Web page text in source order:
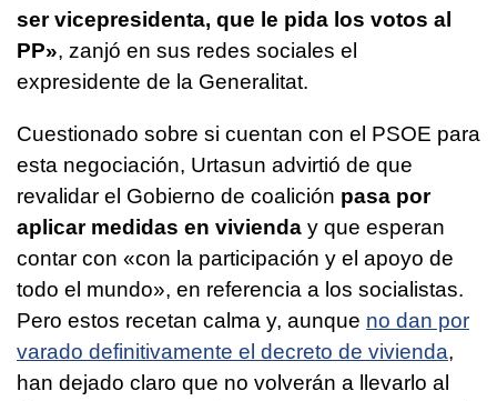
ser vicepresidenta, que le pida los votos al
PP», zanjó en sus redes sociales el
expresidente de la Generalitat.
Cuestionado sobre si cuentan con el PSOE para
esta negociación, Urtasun advirtió de que
revalidar el Gobierno de coalición pasa por
aplicar medidas en vivienda y que esperan
contar con «con la participación y el apoyo de
todo el mundo», en referencia a los socialistas.
Pero estos recetan calma y, aunque no dan por
varado definitivamente el decreto de vivienda,
han dejado claro que no volverán a llevarlo al